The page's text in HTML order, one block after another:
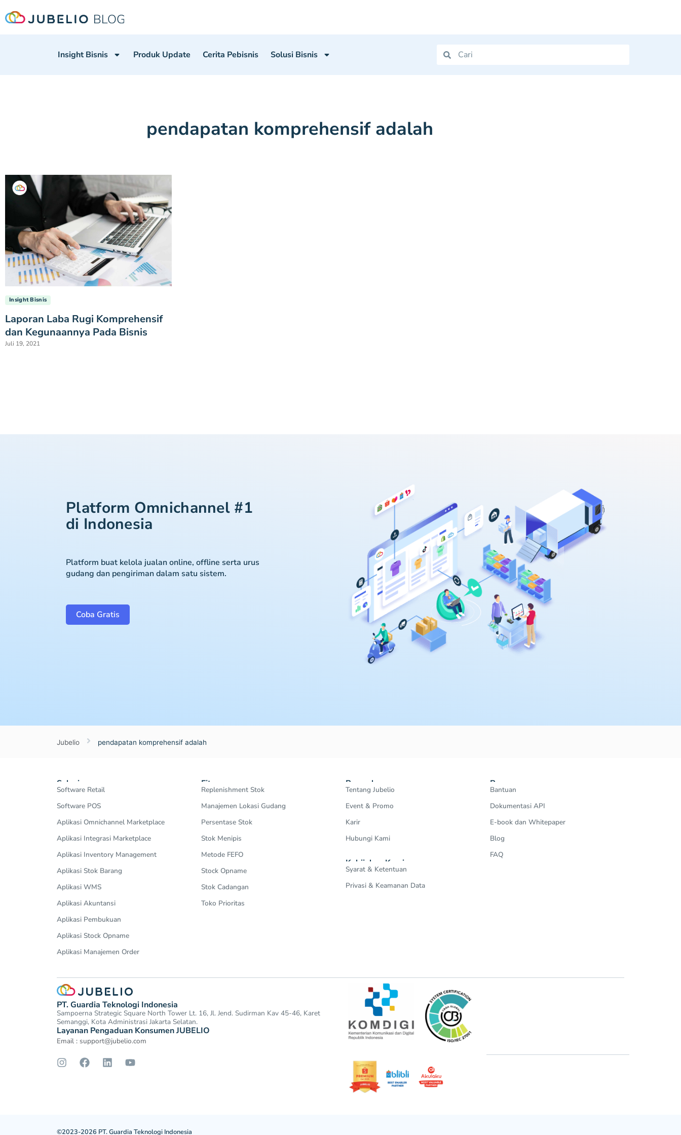
Insight Bisnis Produk Update Cerita Pebisnis Solusi Bisnis
pendapatan komprehensif adalah
Insight Bisnis
Laporan Laba Rugi Komprehensif
dan Kegunaannya Pada Bisnis
Juli 19, 2021
Platform Omnichannel #1
di Indonesia
Platform buat kelola jualan online, offline serta urus
gudang dan pengiriman dalam satu sistem.
Coba Gratis
Jubelio pendapatan komprehensif adalah
Solusi
Software Retail
Software POS
Aplikasi Omnichannel Marketplace
Aplikasi Integrasi Marketplace
Aplikasi Inventory Management
Aplikasi Stok Barang
Aplikasi WMS
Aplikasi Akuntansi
Aplikasi Pembukuan
Aplikasi Stock Opname
Aplikasi Manajemen Order
Fitur
Replenishment Stok
Manajemen Lokasi Gudang
Persentase Stok
Stok Menipis
Metode FEFO
Stock Opname
Stok Cadangan
Toko Prioritas
Perusahaan
Tentang Jubelio
Event & Promo
Karir
Hubungi Kami
Kebijakan Kami
Syarat & Ketentuan
Privasi & Keamanan Data
Resources
Bantuan
Dokumentasi API
E-book dan Whitepaper
Blog
FAQ
PT. Guardia Teknologi Indonesia
Sampoerna Strategic Square North Tower Lt. 16, Jl. Jend. Sudirman Kav 45-46, Karet
Semanggi, Kota Administrasi Jakarta Selatan.
Layanan Pengaduan Konsumen JUBELIO
Email : support@jubelio.com
©2023-2026 PT. Guardia Teknologi Indonesia